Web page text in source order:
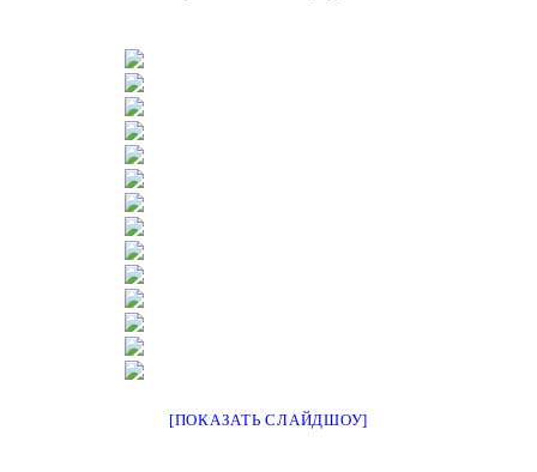
[ПОКАЗАТЬ СЛАЙДШОУ]